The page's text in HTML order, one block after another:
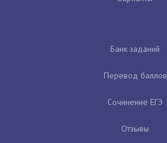
Банк заданий
Перевод баллов
Сочинение ЕГЭ
Отзывы